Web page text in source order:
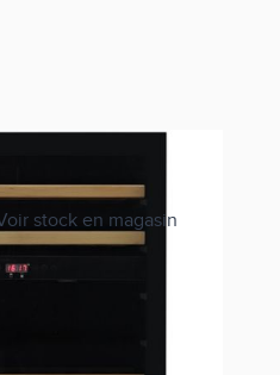
stock en magasin